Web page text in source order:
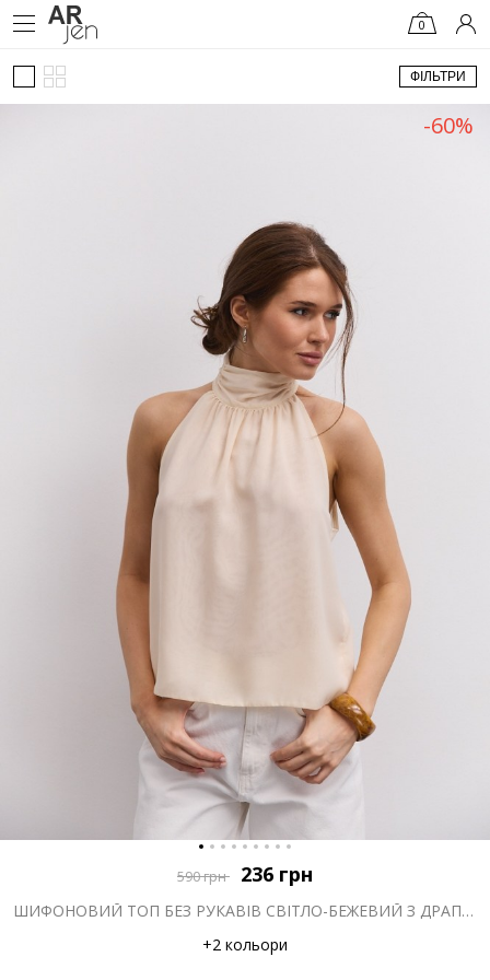
0
ФІЛЬТРИ
-60%
590грн 236 грн
ШИФОНОВИЙ ТОП БЕЗ РУКАВІВ СВІТЛО-БЕЖЕВИЙ З ДРАПІРУВАННЯМ НА КОМІРІ
+2 кольори